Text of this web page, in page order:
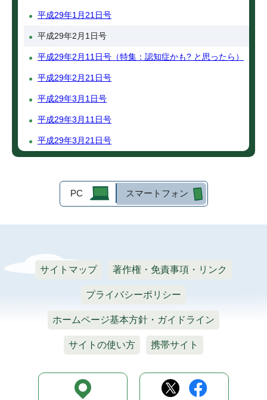
平成29年1月21日号
平成29年2月1日号
平成29年2月11日号（特集：認知症かも? と思ったら）
平成29年2月21日号
平成29年3月1日号
平成29年3月11日号
平成29年3月21日号
PC スマートフォン
サイトマップ 著作権・免責事項・リンク
プライバシーポリシー
ホームページ基本方針・ガイドライン
サイトの使い方 携帯サイト